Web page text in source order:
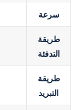
سرعة
طريقة
التدفئة
طريقة
التبريد